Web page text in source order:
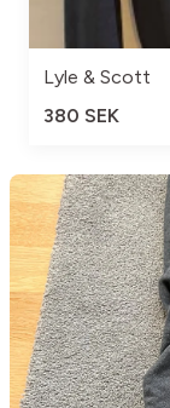
Lyle & Scott
380 SEK